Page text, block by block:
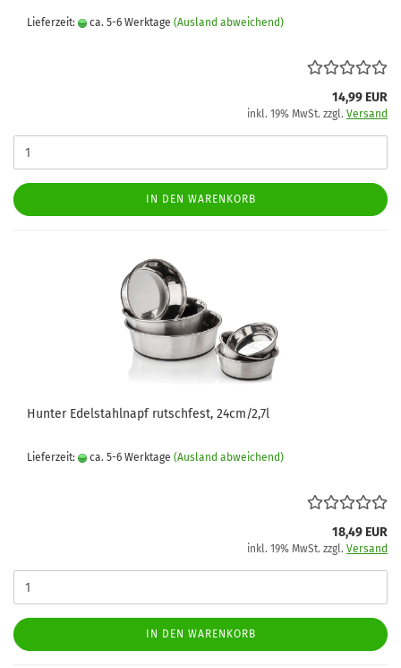
Lieferzeit: ca. 5-6 Werktage (Ausland abweichend)
14,99 EUR
inkl. 19% MwSt. zzgl. Versand
IN DEN WARENKORB
Hunter Edelstahlnapf rutschfest, 24cm/2,7l
Lieferzeit: ca. 5-6 Werktage (Ausland abweichend)
18,49 EUR
inkl. 19% MwSt. zzgl. Versand
IN DEN WARENKORB